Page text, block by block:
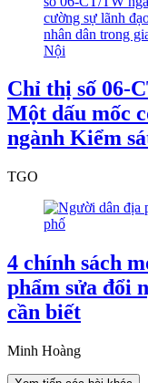
Chỉ thị số 06-
Một dấu mốc
ngành Kiểm
TGO
4 chính sách
phẩm sửa đổi
cần biết
Minh Hoàng